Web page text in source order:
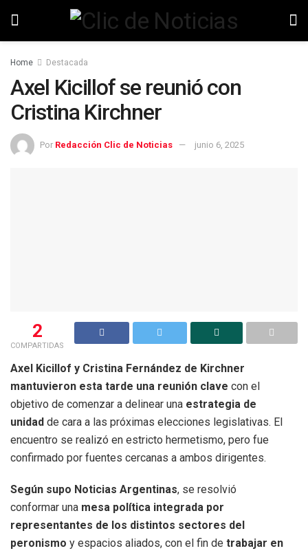
Home Destacada
Axel Kicillof se reunió con
Cristina Kirchner
Por Redacción Clic de Noticias junio 6, 2025
2
COMPARTIDAS
Axel Kicillof y Cristina Fernández de Kirchner
mantuvieron esta tarde una reunión clave con el
objetivo de comenzar a delinear una estrategia de
unidad de cara a las próximas elecciones legislativas. El
encuentro se realizó en estricto hermetismo, pero fue
confirmado por fuentes cercanas a ambos dirigentes.
Según supo Noticias Argentinas, se resolvió
conformar una mesa política integrada por
representantes de los distintos sectores del
peronismo y espacios aliados, con el fin de trabajar en